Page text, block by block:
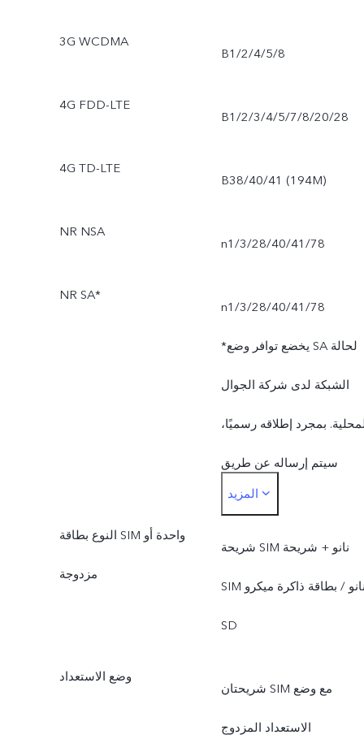
3G WCDMA
B1/2/4/5/8
4G FDD-LTE
B1/2/3/4/5/7/8/20/28
4G TD-LTE
B38/40/41 (194M)
NR NSA
n1/3/28/40/41/78
NR SA*
n1/3/28/40/41/78
*يخضع توافر وضع SA لحالة
الشبكة لدى شركة الجوال
بمجرد إطلاقه رسميًا،
سيتم إرساله عن طريق
المزيد
النوع بطاقة SIM واحدة أو
مزدوجة
شريحة SIM نانو + شريحة
SIM نانو / بطاقة ذاكرة ميكرو
SD
وضع الاستعداد
شريحتان SIM مع وضع
الاستعداد المزدوج